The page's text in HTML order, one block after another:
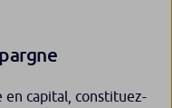
en capital, constituez-